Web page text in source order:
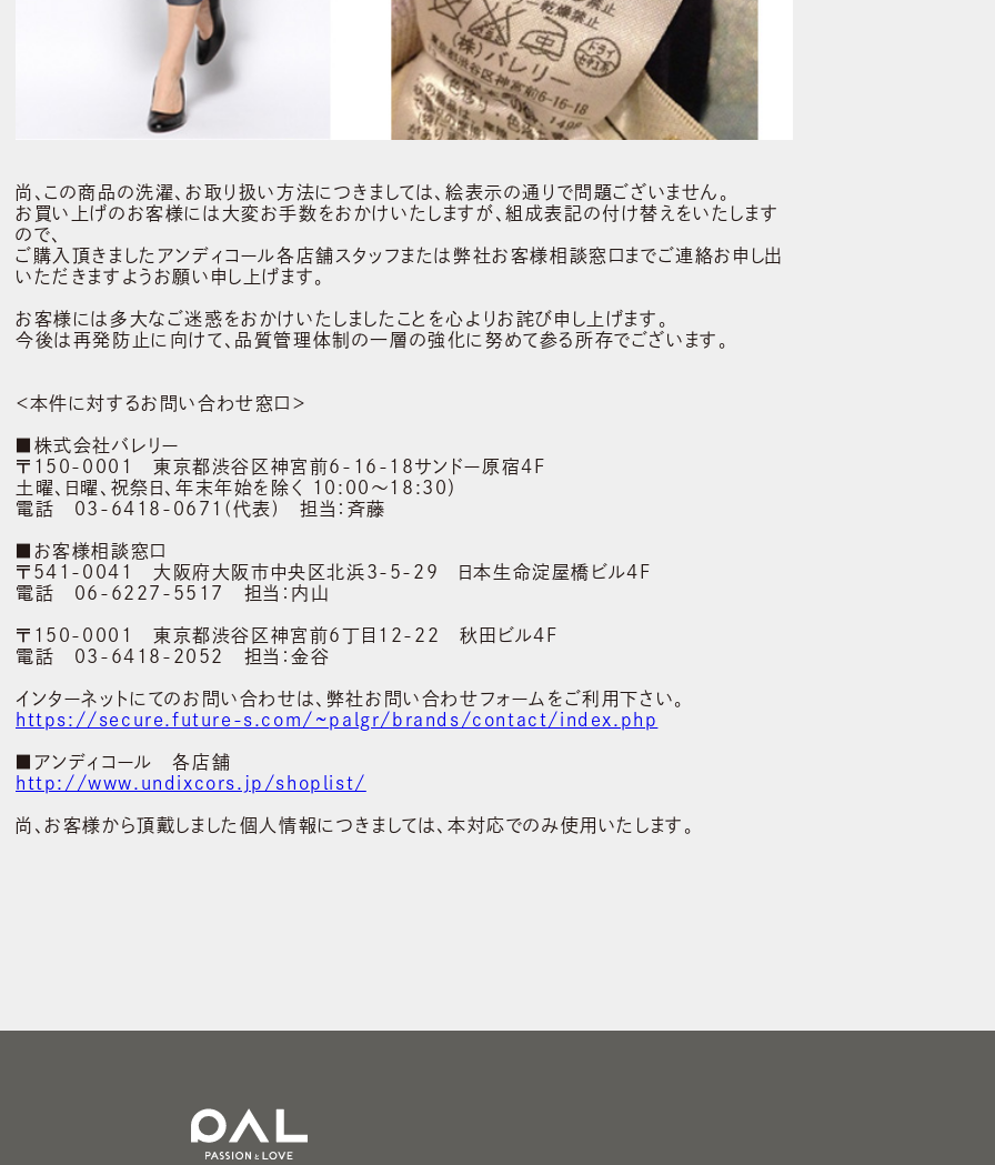
尚、この商品の洗濯、お取り扱い方法につきましては、絵表示の通りで問題ございません。
お買い上げのお客様には大変お手数をおかけいたしますが、組成表記の付け替えをいたします
ので、
ご購入頂きましたアンディコール各店舗スタッフまたは弊社お客様相談窓口までご連絡お申し出
いただきますようお願い申し上げます。
お客様には多大なご迷惑をおかけいたしましたことを心よりお詫び申し上げます。
今後は再発防止に向けて、品質管理体制の一層の強化に努めて参る所存でございます。
＜本件に対するお問い合わせ窓口＞
■株式会社バレリー
〒150-0001 東京都渋谷区神宮前6-16-18サンドー原宿4F
土曜、日曜、祝祭日、年末年始を除く 10:00～18:30）
電話 03-6418-0671(代表) 担当：斉藤
■お客様相談窓口
〒541-0041 大阪府大阪市中央区北浜3-5-29 日本生命淀屋橋ビル4F
電話 06-6227-5517 担当：内山
〒150-0001 東京都渋谷区神宮前6丁目12-22 秋田ビル4F
電話 03-6418-2052 担当：金谷
インターネットにてのお問い合わせは、弊社お問い合わせフォームをご利用下さい。
https://secure.future-s.com/~palgr/brands/contact/index.php
■アンディコール 各店舗
http://www.undixcors.jp/shoplist/
尚、お客様から頂戴しました個人情報につきましては、本対応でのみ使用いたします。